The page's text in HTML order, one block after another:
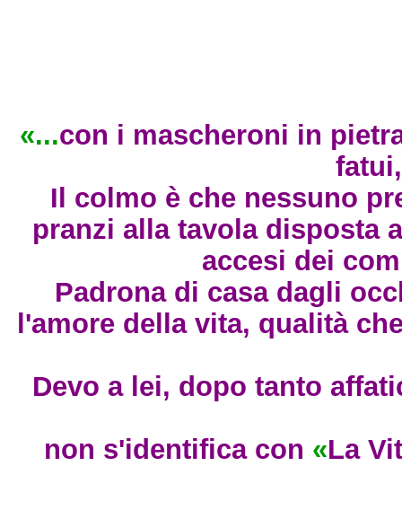
«...con i mascheroni in
Il colmo è che nessuno
pranzi alla tavola disposta
accesi dei
Padrona di casa dagli
l'amore della vita, qualità
Devo a lei, dopo tanto
non s'identifica con «La